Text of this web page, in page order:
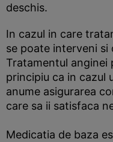
deschis.
In cazul in care
se poate interveni si
Tratamentul anginei
principiu ca in cazul
anume asigurarea
care sa ii satisfaca
Medicatia de baza